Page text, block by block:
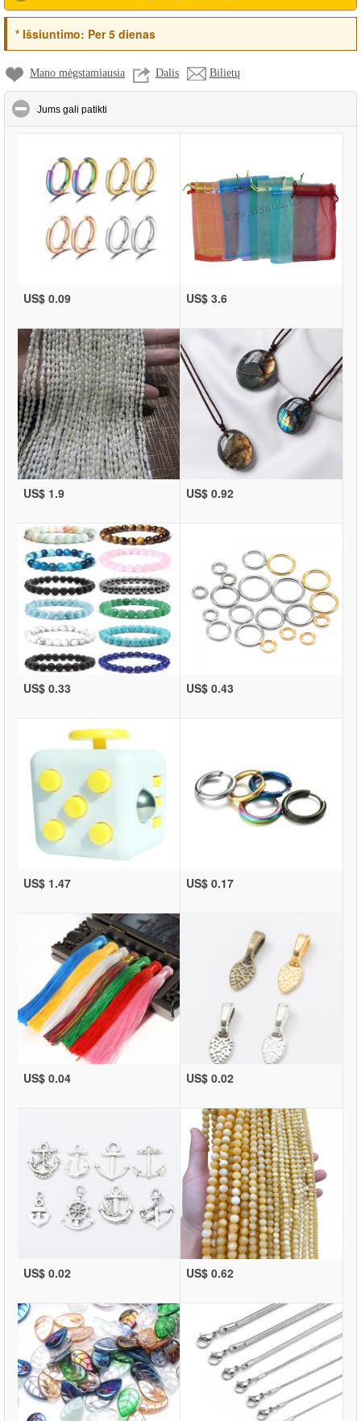
*Išsiuntimo: Per 5 dienas
Mano mėgstamiausia Dalis Bilietų
Jums gali patikti
US$ 0.09 US$ 3.6
US$ 1.9 US$ 0.92
US$ 0.33 US$ 0.43
US$ 1.47 US$ 0.17
US$ 0.04 US$ 0.02
US$ 0.02 US$ 0.62